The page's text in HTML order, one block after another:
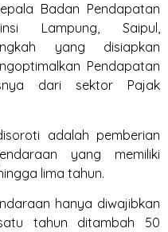
Badan Pendapatan
Lampung, Saipul,
yang disiapkan
Pendapatan
dari sektor Pajak
adalah pemberian
yang memiliki
lima tahun.
hanya diwajibkan
tahun ditambah 50